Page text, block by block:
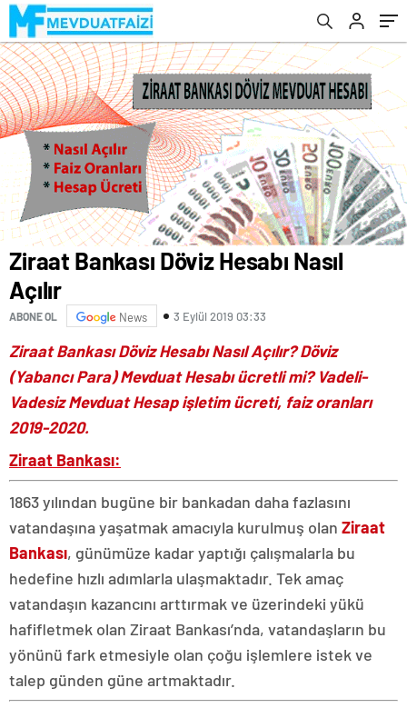
Ziraat Bankası Döviz Hesabı Nasıl
Açılır
ABONE OL News 3 Eylül 2019 03:33
Ziraat Bankası Döviz Hesabı Nasıl Açılır? Döviz
(Yabancı Para) Mevduat Hesabı ücretli mi? Vadeli-
Vadesiz Mevduat Hesap işletim ücreti, faiz oranları
2019-2020.
Ziraat Bankası:
1863 yılından bugüne bir bankadan daha fazlasını
vatandaşına yaşatmak amacıyla kurulmuş olan Ziraat
Bankası, günümüze kadar yaptığı çalışmalarla bu
hedefine hızlı adımlarla ulaşmaktadır. Tek amaç
vatandaşın kazancını arttırmak ve üzerindeki yükü
hafifletmek olan Ziraat Bankası’nda, vatandaşların bu
yönünü fark etmesiyle olan çoğu işlemlere istek ve
talep günden güne artmaktadır.